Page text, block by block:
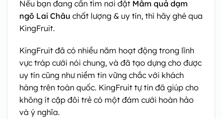
Nếu bạn đang cần tìm nơi đặt Mâm quả dạm
ngõ Lai Châu chất lượng & uy tín, thì hãy ghé qua
KingFruit.
KingFruit đã có nhiều năm hoạt động trong lĩnh
vực tráp cưới nói chung, và đã tạo dựng cho được
uy tín cũng như niềm tin vững chắc với khách
hàng trên toàn quốc. KingFruit tự tin đã giúp cho
không ít cặp đôi trẻ có một đám cưới hoàn hảo
và ý nghĩa.